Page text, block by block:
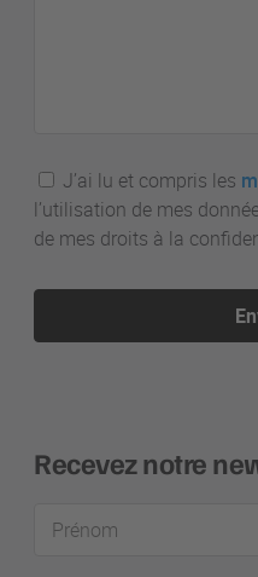
J’ai lu et compris les
l’utilisation de mes
de mes droits à la
Recevez notre
Prénom